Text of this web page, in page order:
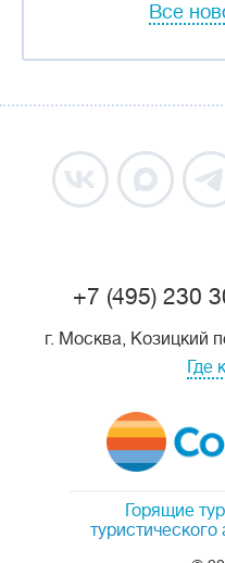
Все
Горящие
туристического
+7 (495) 230
г. Москва, Козицкий
Где